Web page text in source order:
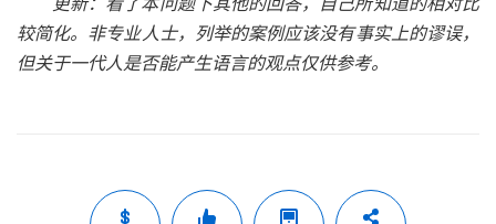
较简化。非专业人士，列举的案例应该没有事实上的谬误，
但关于一代人是否能产生语言的观点仅供参考。